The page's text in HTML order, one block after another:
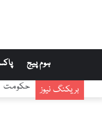
ہوم پیج
بریکنگ نیوز حکومت